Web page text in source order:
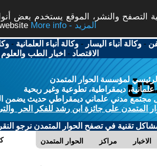
التصفح والنشر، الموقع يستخدم بعض
More info - المزيد
-وكالة أنباء اليسار -وكالة أنباء العلمانية -
الاقتصاد - اخبار الطب والعلوم
لمؤسسة الحوار المتمدن
ديمقراطية، تطوعية وغير ربحية
مدني علماني ديمقراطي حديث يضمن
المتمدن على جائزة ابن رشد للفكر الحر
تقنية في تصفح الحوار المتمدن نرجو
الحوار المتمدن مراكز الاخبار